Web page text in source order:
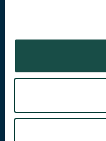
Váš telefon
Váš e-mail*